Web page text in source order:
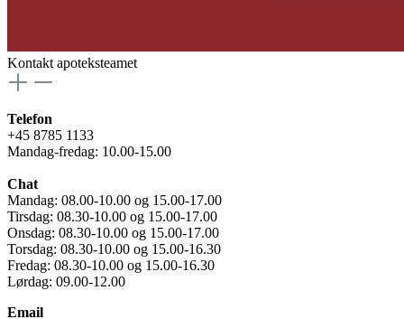
Kontakt apoteksteamet
Telefon
+45 8785 1133
Mandag-fredag: 10.00-15.00
Chat
Mandag: 08.00-10.00 og 15.00-17.00
Tirsdag: 08.30-10.00 og 15.00-17.00
Onsdag: 08.30-10.00 og 15.00-17.00
Torsdag: 08.30-10.00 og 15.00-16.30
Fredag: 08.30-10.00 og 15.00-16.30
Lørdag: 09.00-12.00
Email